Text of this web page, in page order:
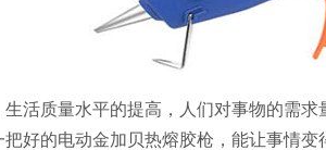
质量水平的提高，人们对事物的需求
好的电动金加贝热熔胶枪，能让事情